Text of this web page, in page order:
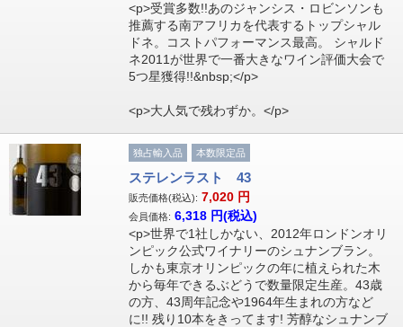
<p>受賞多数!!あのジャンシス・ロビンソンも
推薦する南アフリカを代表するトップシャル
ドネ。コストパフォーマンス最高。 シャルド
ネ2011が世界で一番大きなワイン評価大会で
5つ星獲得!!&nbsp;</p>
<p>大人気で残わずか。</p>
独占輸入品 本数限定品
ステレンラスト 43
販売価格(税込): 7,020 円
会員価格: 6,318 円(税込)
<p>世界で1社しかない、2012年ロンドンオリ
ンピック公式ワイナリーのシュナンブラン。
しかも東京オリンピックの年に植えられた木
から毎年できるぶどうで数量限定生産。43歳
の方、43周年記念や1964年生まれの方など
に!! 残り10本をきってます! 芳醇なシュナンブ